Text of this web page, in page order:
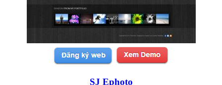
SJ Ephoto